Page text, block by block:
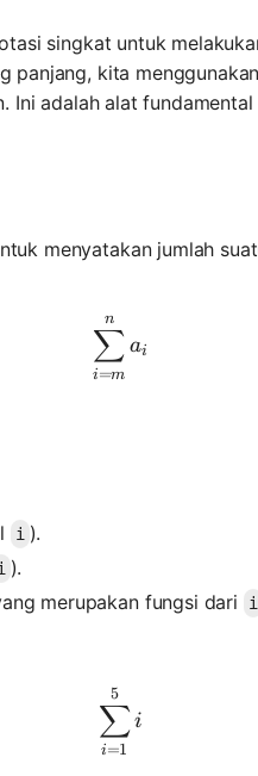
singkat untuk
panjang, kita
Ini adalah alat
menyatakan jumlah
i=m
∑
n
ai
i ).
).
merupakan fungsi dari i
i=1
∑
5
i